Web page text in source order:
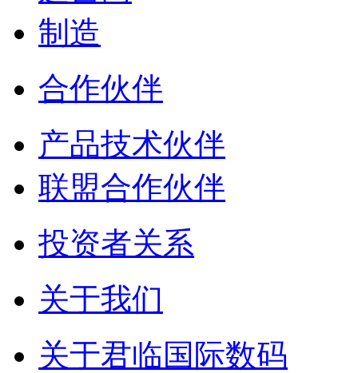
制造
合作伙伴
产品技术伙伴
联盟合作伙伴
投资者关系
关于我们
关于君临国际数码